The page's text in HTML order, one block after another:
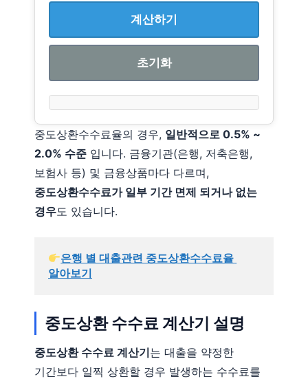
계산하기
초기화
중도상환수수료율의 경우, 일반적으로 0.5% ~
2.0% 수준 입니다. 금융기관(은행, 저축은행,
보험사 등) 및 금융상품마다 다르며,
중도상환수수료가 일부 기간 면제 되거나 없는
경우도 있습니다.
은행 별 대출관련 중도상환수수료율
알아보기
중도상환 수수료 계산기 설명
중도상환 수수료 계산기는 대출을 약정한
기간보다 일찍 상환할 경우 발생하는 수수료를